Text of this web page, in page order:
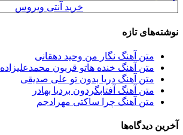
خرید آنتی ویروس
نوشته‌های تازه
متن آهنگ نگار من وحید دهقانی
متن آهنگ خنده هاتو قربون محمدعلیزاده
متن آهنگ دریا بدون تو علی صدیقی
متن آهنگ آفتابگردون بردیا بهادر
متن آهنگ چرا ساکتی مهرادجم
آخرین دیدگاه‌ها